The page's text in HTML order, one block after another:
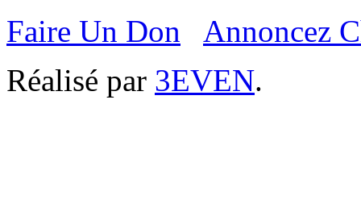
Faire Un Don
Annoncez
Réalisé par 3EVEN.